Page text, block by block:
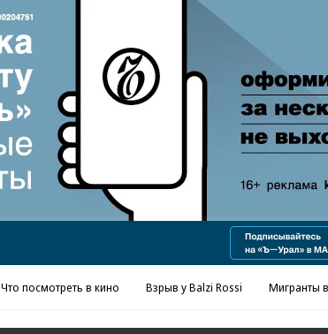
Реклама в «Ъ» www.kommersant.ru/ad
Что посмотреть в кино Взрыв у Balzi Rossi Мигранты